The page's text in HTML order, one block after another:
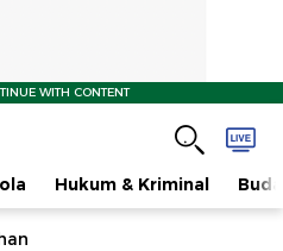
WITH CONTENT
Hukum & Kriminal